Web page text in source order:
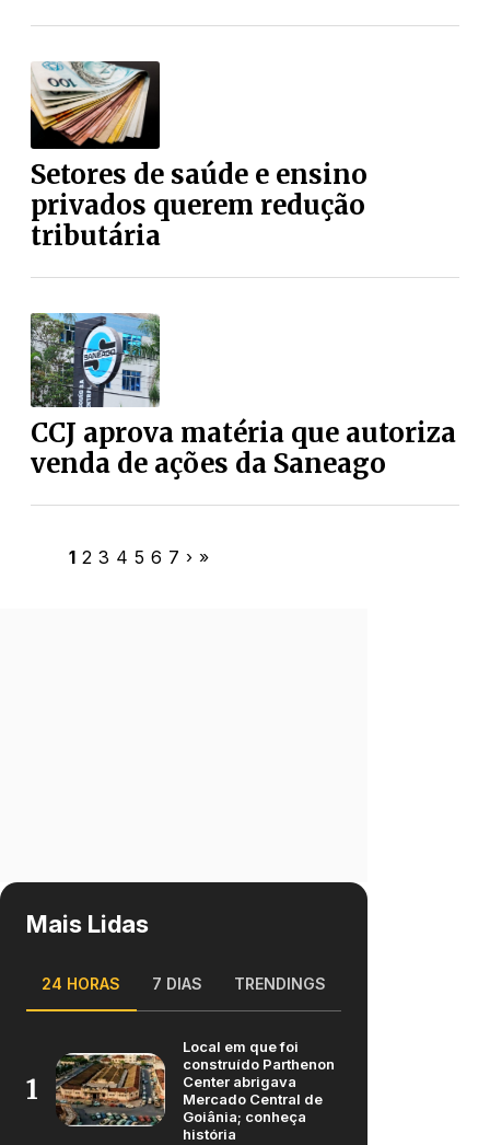
Setores de saúde e ensino
privados querem redução
tributária
CCJ aprova matéria que autoriza
venda de ações da Saneago
1 2 3 4 5 6 7 › »
Mais Lidas
24 HORAS 7 DIAS TRENDINGS
1
Local em que foi
construído Parthenon
Center abrigava
Mercado Central de
Goiânia; conheça
história